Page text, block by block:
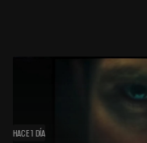
HACE 1 DÍA